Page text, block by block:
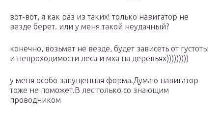
вот-вот, я как раз из таких! только навигатор не
везде берет. или у меня такой неудачный?
конечно, возьмет не везде, будет зависеть от густоты
и непроходимости леса и мха на деревьях)))))))))
у меня особо запущенная форма.Думаю навигатор
тоже не поможет.В лес только со знающим
проводником